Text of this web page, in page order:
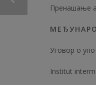
Пренашање
Уговор о
Institut